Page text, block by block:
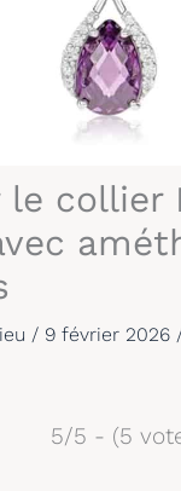
le collier
/ 9 février 2026
5/5 - (5